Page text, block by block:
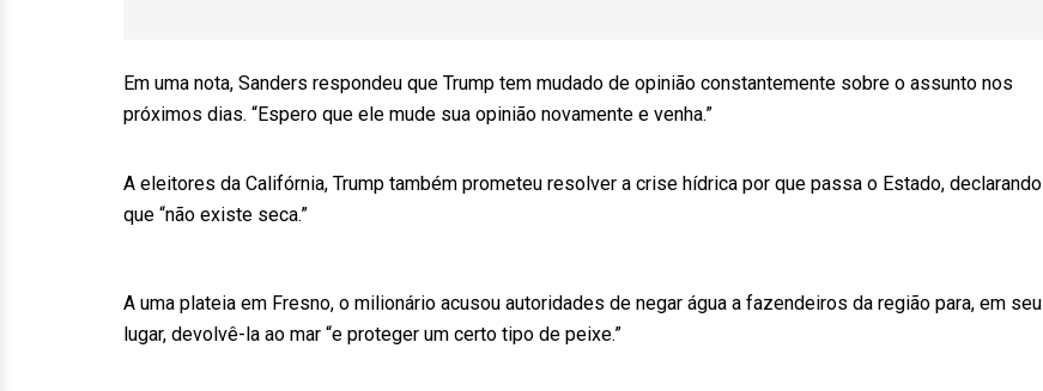
Em uma nota, Sanders respondeu que Trump tem mudado de opinião constantemente sobre o assunto nos
próximos dias. “Espero que ele mude sua opinião novamente e venha.”
A eleitores da Califórnia, Trump também prometeu resolver a crise hídrica por que passa o Estado, declarando
que “não existe seca.”
A uma plateia em Fresno, o milionário acusou autoridades de negar água a fazendeiros da região para, em seu
lugar, devolvê-la ao mar “e proteger um certo tipo de peixe.”